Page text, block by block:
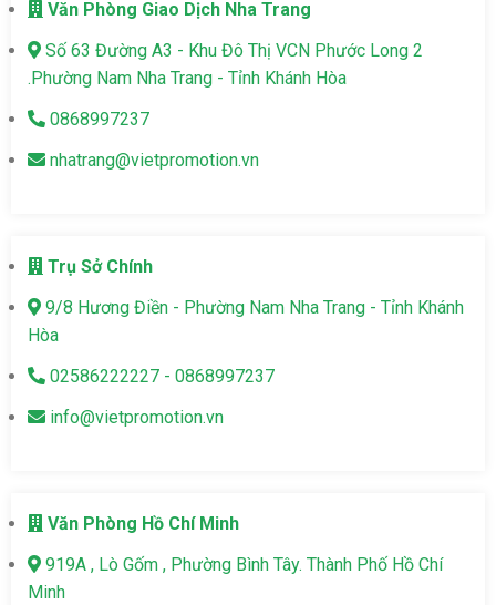
Văn Phòng Giao Dịch Nha Trang
Số 63 Đường A3 - Khu Đô Thị VCN Phước Long 2
.Phường Nam Nha Trang - Tỉnh Khánh Hòa
0868997237
nhatrang@vietpromotion.vn
Trụ Sở Chính
9/8 Hương Điền - Phường Nam Nha Trang - Tỉnh Khánh
Hòa
02586222227 - 0868997237
info@vietpromotion.vn
Văn Phòng Hồ Chí Minh
919A , Lò Gốm , Phường Bình Tây. Thành Phố Hồ Chí
Minh